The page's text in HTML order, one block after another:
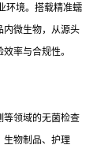
环境。搭载精准蠕
内微生物，从源头
率与合规性。
等领域的无菌检查
生物制品、护理